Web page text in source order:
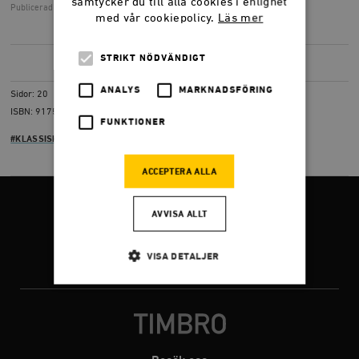
Publicerad 4 mars 2008, 15.55
LADDA NER
Sidor: 20
ISBN: 9175667072
#KLASSISK LIBERALISM
med vår cookiepolicy. Läs mer
STRIKT NÖDVÄNDIGT
ANALYS MARKNADSFÖRING
FUNKTIONER
ACCEPTERA ALLA
AVVISA ALLT
VISA DETALJER
Strikt nödvändigt Analys